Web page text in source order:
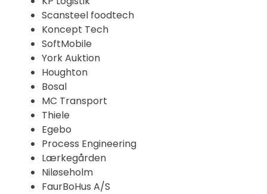
Scansteel foodtech
Koncept Tech
SoftMobile
York Auktion
Houghton
Bosal
MC Transport
Thiele
Egebo
Process Engineering
Lærkegården
Niløseholm
FaurBoHus A/S